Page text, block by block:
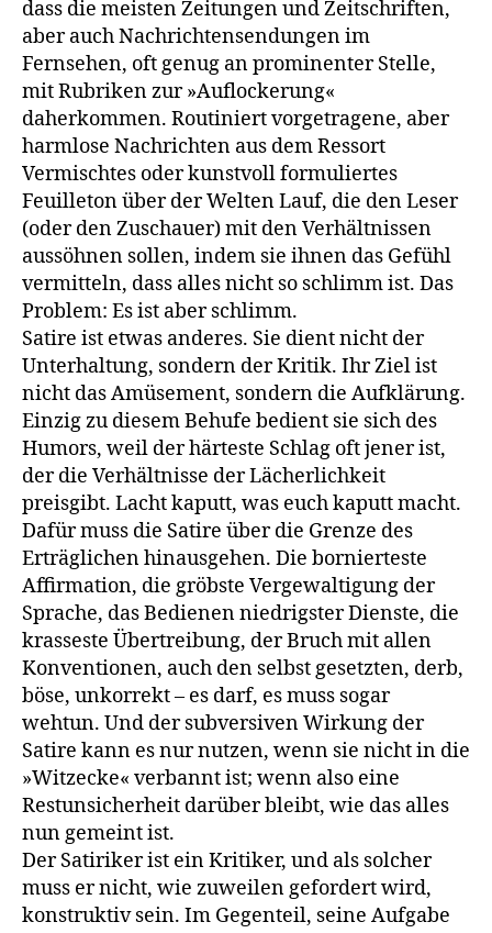
dass die meisten Zeitungen und Zeitschriften,
aber auch Nachrichtensendungen im
Fernsehen, oft genug an prominenter Stelle,
mit Rubriken zur »Auflo­ckerung«
daherkommen. Routiniert vorgetragene, aber
harmlose Nachrichten aus dem Ressort
Vermischtes oder kunstvoll formuliertes
Feuilleton über der Welten Lauf, die den Leser
(oder den Zuschauer) mit den Verhältnissen
aussöhnen sollen, indem sie ihnen das Gefühl
vermitteln, dass alles nicht so schlimm ist. Das
Problem: Es ist aber schlimm.
Satire ist etwas anderes. Sie dient nicht der
Unterhaltung, sondern der Kritik. Ihr Ziel ist
nicht das Amüsement, sondern die Aufklärung.
Einzig zu diesem Behufe bedient sie sich des
Humors, weil der här­teste Schlag oft jener ist,
der die Verhältnisse der Lächerlichkeit
preisgibt. Lacht kaputt, was euch kaputt macht.
Dafür muss die Satire über die Grenze des
Erträglichen hinausge­hen. Die bornierteste
Affirmation, die gröbste Vergewaltigung der
Sprache, das Bedienen niedrigster Dienste, die
krasseste Übertrei­bung, der Bruch mit allen
Konventionen, auch den selbst gesetzten, derb,
böse, unkorrekt – es darf, es muss sogar
wehtun. Und der sub­versiven Wirkung der
Satire kann es nur nutzen, wenn sie nicht in die
»Witzecke« verbannt ist; wenn also eine
Restunsicherheit darüber bleibt, wie das alles
nun gemeint ist.
Der Satiriker ist ein Kritiker, und als solcher
muss er nicht, wie zuweilen gefordert wird,
konstruktiv sein. Im Gegenteil, seine Auf­gabe